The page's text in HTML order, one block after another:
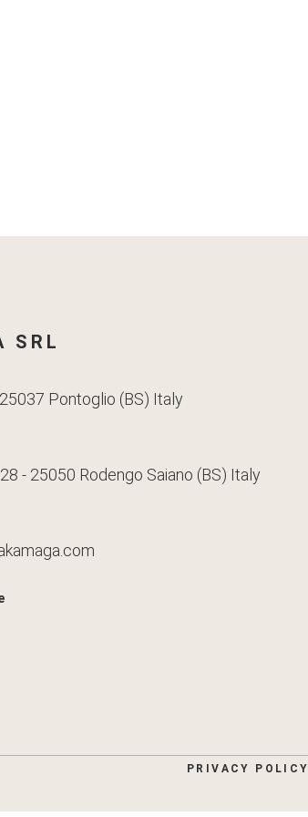
SRL
Pontoglio (BS) Italy
- 25050 Rodengo Saiano (BS) Italy
PRIVACY POLICY